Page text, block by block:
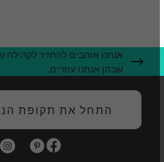
אנחנו אוהבים להחזיר לקהילה
שבהן אנחנו עוזרים.
התחל את תקופת